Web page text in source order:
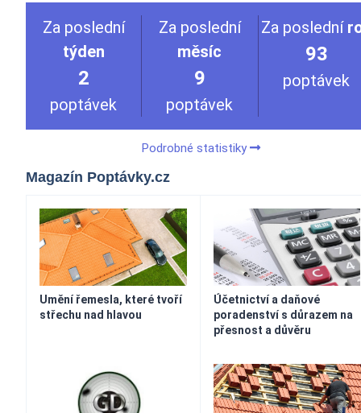
Za poslední
týden
2
poptávek
Za poslední
měsíc
9
poptávek
Za poslední
93
poptávek
Podrobné statistiky
Magazín Poptávky.cz
Umění řemesla, které tvoří
střechu nad hlavou
Účetnictví a daňové
poradenství s důrazem na
přesnost a důvěru